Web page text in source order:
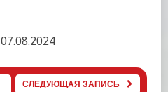
07.08.2024
СЛЕДУЮЩАЯ ЗАПИСЬ